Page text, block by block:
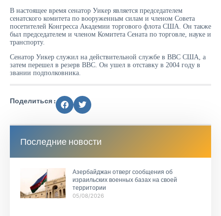
В настоящее время сенатор Уикер является председателем
сенатского комитета по вооруженным силам и членом Совета
посетителей Конгресса Академии торгового флота США. Он также
был председателем и членом Комитета Сената по торговле, науке и
транспорту.
Сенатор Уикер служил на действительной службе в ВВС США, а
затем перешел в резерв ВВС. Он ушел в отставку в 2004 году в
звании подполковника.
Поделиться :
Последние новости
Азербайджан отверг сообщения об
израильских военных базах на своей
территории
05/08/2026